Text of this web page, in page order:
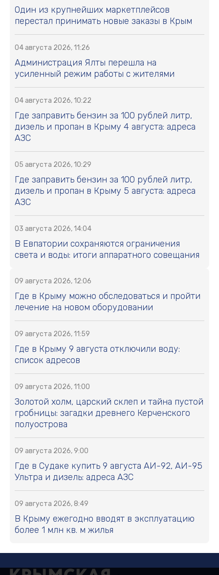
Один из крупнейших маркетплейсов
перестал принимать новые заказы в Крым
04 августа 2026, 11:26
Администрация Ялты перешла на
усиленный режим работы с жителями
04 августа 2026, 10:22
Где заправить бензин за 100 рублей литр,
дизель и пропан в Крыму 4 августа: адреса
АЗС
05 августа 2026, 10:29
Где заправить бензин за 100 рублей литр,
дизель и пропан в Крыму 5 августа: адреса
АЗС
03 августа 2026, 14:04
В Евпатории сохраняются ограничения
света и воды: итоги аппаратного совещания
09 августа 2026, 12:06
Где в Крыму можно обследоваться и пройти
лечение на новом оборудовании
09 августа 2026, 11:59
Где в Крыму 9 августа отключили воду:
список адресов
09 августа 2026, 11:00
Золотой холм, царский склеп и тайна пустой
гробницы: загадки древнего Керченского
полуострова
09 августа 2026, 9:00
Где в Судаке купить 9 августа АИ-92, АИ-95
Ультра и дизель: адреса АЗС
09 августа 2026, 8:49
В Крыму ежегодно вводят в эксплуатацию
более 1 млн кв. м жилья